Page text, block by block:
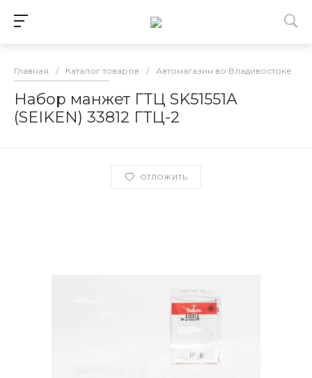
Главная / Каталог товаров / Автомагазин во Владивостоке
Набор манжет ГТЦ SK51551A
(SEIKEN) 33812 ГТЦ-2
ОТЛОЖИТЬ